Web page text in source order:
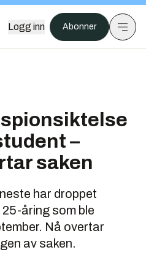
Logg inn Abonner
spionsiktelse
–
saken
har droppet
åring som ble
Nå overtar
av saken.